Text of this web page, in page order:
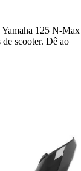
Yamaha 125 N-Max
de scooter. Dê ao